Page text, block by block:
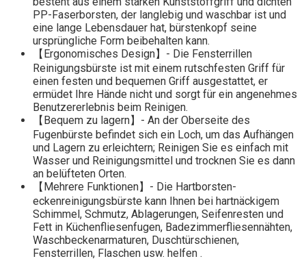
PP-Faserborsten, der langlebig und waschbar ist und
eine lange Lebensdauer hat, bürstenkopf seine
ursprüngliche Form beibehalten kann.
【Ergonomisches Design】- Die Fensterrillen
Reinigungsbürste ist mit einem rutschfesten Griff für
einen festen und bequemen Griff ausgestattet, er
ermüdet Ihre Hände nicht und sorgt für ein angenehmes
Benutzererlebnis beim Reinigen.
【Bequem zu lagern】- An der Oberseite des
Fugenbürste befindet sich ein Loch, um das Aufhängen
und Lagern zu erleichtern; Reinigen Sie es einfach mit
Wasser und Reinigungsmittel und trocknen Sie es dann
an belüfteten Orten.
【Mehrere Funktionen】- Die Hartborsten-
eckenreinigungsbürste kann Ihnen bei hartnäckigem
Schimmel, Schmutz, Ablagerungen, Seifenresten und
Fett in Küchenfliesenfugen, Badezimmerfliesennähten,
Waschbeckenarmaturen, Duschtürschienen,
Fensterrillen, Flaschen usw. helfen .